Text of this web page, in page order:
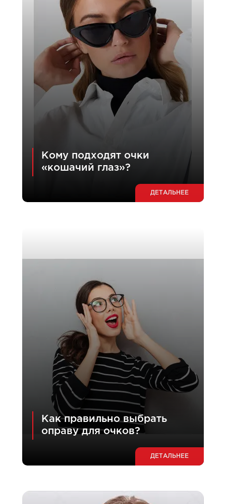
Кому подходят очки
«кошачий глаз»?
ДЕТАЛЬНЕЕ
Как правильно выбрать
оправу для очков?
ДЕТАЛЬНЕЕ